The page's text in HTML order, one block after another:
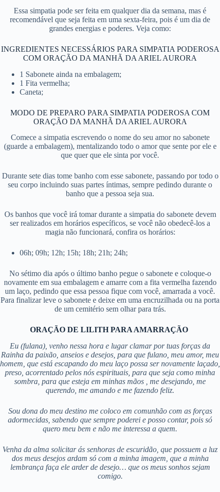
Essa simpatia pode ser feita em qualquer dia da semana, mas é
recomendável que seja feita em uma sexta-feira, pois é um dia de
grandes energias e poderes. Veja como:
INGREDIENTES NECESSÁRIOS PARA SIMPATIA PODEROSA
COM ORAÇÃO DA MANHÃ DA ARIEL AURORA
1 Sabonete ainda na embalagem;
1 Fita vermelha;
Caneta;
MODO DE PREPARO PARA SIMPATIA PODEROSA COM
ORAÇÃO DA MANHÃ DA ARIEL AURORA
Comece a simpatia escrevendo o nome do seu amor no sabonete
(guarde a embalagem), mentalizando todo o amor que sente por ele e
que quer que ele sinta por você.
Durante sete dias tome banho com esse sabonete, passando por todo o
seu corpo incluindo suas partes íntimas, sempre pedindo durante o
banho que a pessoa seja sua.
Os banhos que você irá tomar durante a simpatia do sabonete devem
ser realizados em horários específicos, se você não obedecê-los a
magia não funcionará, confira os horários:
06h; 09h; 12h; 15h; 18h; 21h; 24h;
No sétimo dia após o último banho pegue o sabonete e coloque-o
novamente em sua embalagem e amarre com a fita vermelha fazendo
um laço, pedindo que essa pessoa fique com você, amarrada a você.
Para finalizar leve o sabonete e deixe em uma encruzilhada ou na porta
de um cemitério sem olhar para trás.
ORAÇÃO DE LILITH PARA AMARRAÇÃO
Eu (fulana), venho nessa hora e lugar clamar por tuas forças da
Rainha da paixão, anseios e desejos, para que fulano, meu amor, meu
homem, que está escapando do meu laço possa ser novamente laçado,
preso, acorrentado pelos nós espirituais, para que seja como minha
sombra, para que esteja em minhas mãos , me desejando, me
querendo, me amando e me fazendo feliz.
Sou dona do meu destino me coloco em comunhão com as forças
adormecidas, sabendo que sempre poderei e posso contar, pois só
quero meu bem e não me interessa a quem.
Venha da alma solicitar ás senhoras de escuridão, que possuem a luz
dos meus desejos ardam só com a minha imagem, que a minha
lembrança faça ele arder de desejo… que os meus sonhos sejam
comigo.